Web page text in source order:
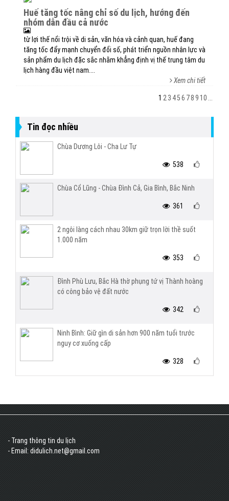
huế tăng tốc nâng chỉ số du lịch, hướng đến
nhóm dẫn đầu cả nước
từ lợi thế nổi trội về di sản, văn hóa và cảnh quan, huế đang
tăng tốc đẩy mạnh chuyển đổi số, phát triển nguồn nhân lực và
sản phẩm du lịch đặc sắc nhằm khẳng định vị thế trung tâm du
lịch hàng đầu việt nam....
Xem chi tiết
1 2 3 456 789 10
Tin đọc nhiều
Chùa Dương Lôi - Cha Lư Tự
538
Chùa Cổ Lũng - Chùa Đình Cả, Gia Bình, Bắc Ninh
361
2 ngôi làng cách nhau 30km giữ trọn lời thề suốt
1.000 năm
353
Đình Phù Lưu, Bắc Hà thờ phụng tứ vị Thành hoàng
có công bảo vệ đất nước
342
Ninh Bình: Giữ gìn di sản hơn 900 năm tuổi trước
nguy cơ xuống cấp
328
- Trang thông tin du lịch
- Email: didulich.net@gmail.com